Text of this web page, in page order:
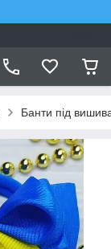
Банти під